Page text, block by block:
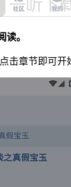
读。
击章节即可开